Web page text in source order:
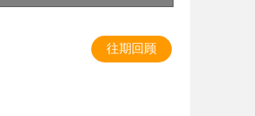
往期回顾